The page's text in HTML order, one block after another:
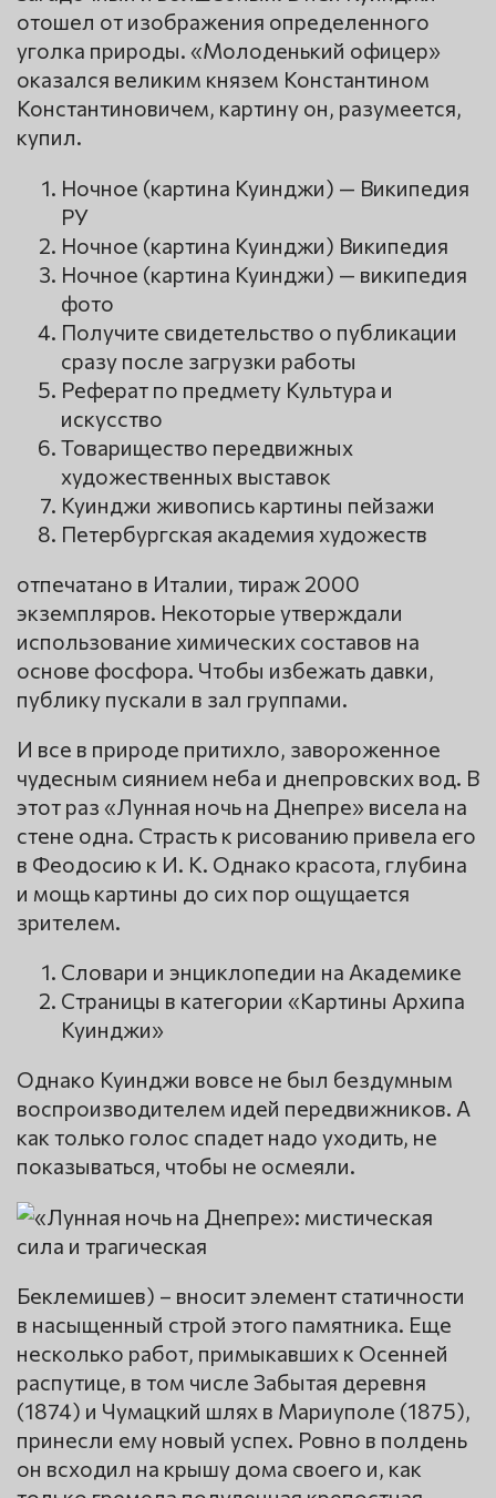
отошел от изображения определенного
уголка природы. «Молоденький офицер»
оказался великим князем Константином
Константиновичем, картину он, разумеется,
купил.
Ночное (картина Куинджи) — Википедия
РУ
Ночное (картина Куинджи) Википедия
Ночное (картина Куинджи) — википедия
фото
Получите свидетельство о публикации
сразу после загрузки работы
Реферат по предмету Культура и
искусство
Товарищество передвижных
художественных выставок
Куинджи живопись картины пейзажи
Петербургская академия художеств
отпечатано в Италии, тираж 2000
экземпляров. Некоторые утверждали
использование химических составов на
основе фосфора. Чтобы избежать давки,
публику пускали в зал группами.
И все в природе притихло, завороженное
чудесным сиянием неба и днепровских вод. В
этот раз «Лунная ночь на Днепре» висела на
стене одна. Страсть к рисованию привела его
в Феодосию к И. К. Однако красота, глубина
и мощь картины до сих пор ощущается
зрителем.
Словари и энциклопедии на Академике
Страницы в категории «Картины Архипа
Куинджи»
Однако Куинджи вовсе не был бездумным
воспроизводителем идей передвижников. А
как только голос спадет надо уходить, не
показываться, чтобы не осмеяли.
Беклемишев) – вносит элемент статичности
в насыщенный строй этого памятника. Еще
несколько работ, примыкавших к Осенней
распутице, в том числе Забытая деревня
(1874) и Чумацкий шлях в Мариуполе (1875),
принесли ему новый успех. Ровно в полдень
он всходил на крышу дома своего и, как